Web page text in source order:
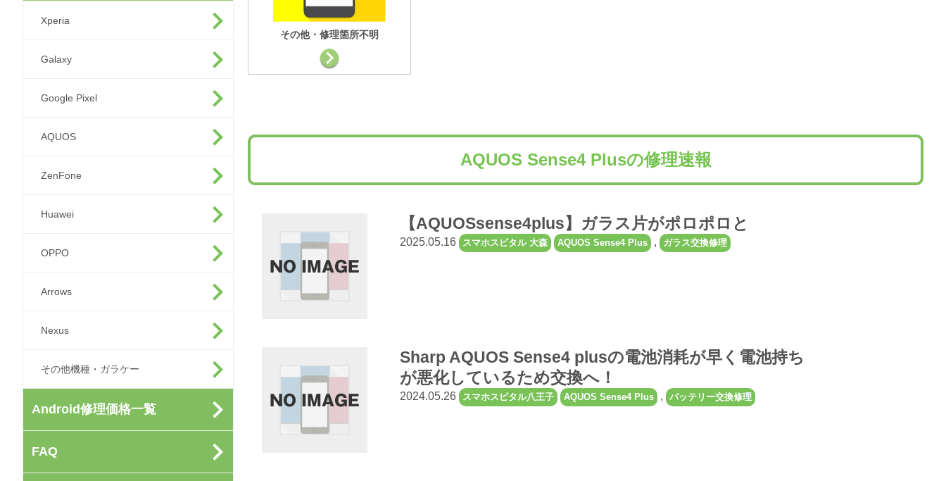
Xperia
Galaxy
Google Pixel
AQUOS
ZenFone
Huawei
OPPO
Arrows
Nexus
その他機種・ガラケー
Android修理価格一覧
FAQ
その他・修理箇所不明
AQUOS Sense4 Plusの修理速報
【AQUOSsense4plus】ガラス片がポロポロと
2025.05.16 スマホスピタル 大森 AQUOS Sense4 Plus , ガラス交換修理
Sharp AQUOS Sense4 plusの電池消耗が早く電池持ち
が悪化しているため交換へ！
2024.05.26 スマホスピタル八王子 AQUOS Sense4 Plus , バッテリー交換修理